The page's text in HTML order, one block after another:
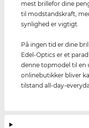
mest brillefor dine
til modstandskraft,
synlighed er vigtigt.
På ingen tid er dine
Edel-Optics er et
denne topmodel til en
onlinebutikker bliver
tilstand all-day-